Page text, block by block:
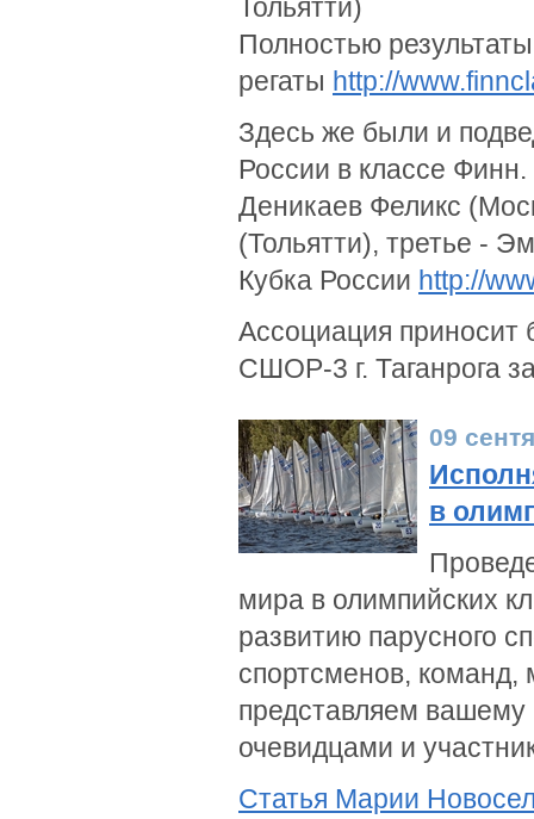
Тольятти)
Полностью
регаты http://
Здесь же были и
России в классе
Деникаев Феликс
(Тольятти), третье -
Кубка России http://
Ассоциация приносит
СШОР-3 г. Таганрога
09
в
мира в олимпийских
развитию парусного
спортсменов,
представляем
очевидцами и
Статья Марии